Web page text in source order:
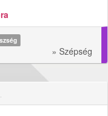
» Szépség